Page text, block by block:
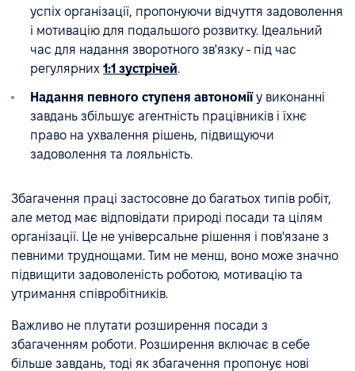
успіх організації, пропонуючи відчуття задоволення
і мотивацію для подальшого розвитку. Ідеальний
час для надання зворотного зв'язку - під час
регулярних 1:1 зустрічей.
Надання певного ступеня автономіїу виконанні
завдань збільшує агентність працівників і їхнє
право на ухвалення рішень, підвищуючи
задоволення та лояльність.
Збагачення праці застосовне до багатьох типів робіт,
але метод має відповідати природі посади та цілям
організації. Це не універсальне рішення і пов'язане з
певними труднощами. Тим не менш, воно може значно
підвищити задоволеність роботою, мотивацію та
утримання співробітників.
Важливо не плутати розширення посади з
збагаченням роботи. Розширення включає в себе
більше завдань, тоді як збагачення пропонує нові